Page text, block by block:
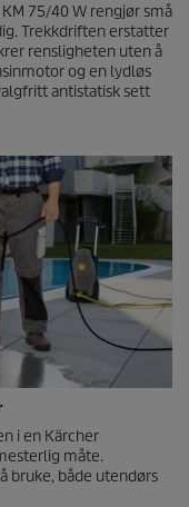
75/40 W rengjør små
Trekkdriften erstatter
rensligheten uten å
og en lydløs
antistatisk sett
i en Kärcher
måte.
bruke, både utendørs